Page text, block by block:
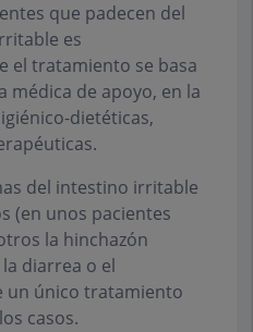
que padecen del
es
el tratamiento se basa
médica de apoyo, en la
dietéticas,
del intestino irritable
(en unos pacientes
la hinchazón
diarrea o el
un único tratamiento
casos.